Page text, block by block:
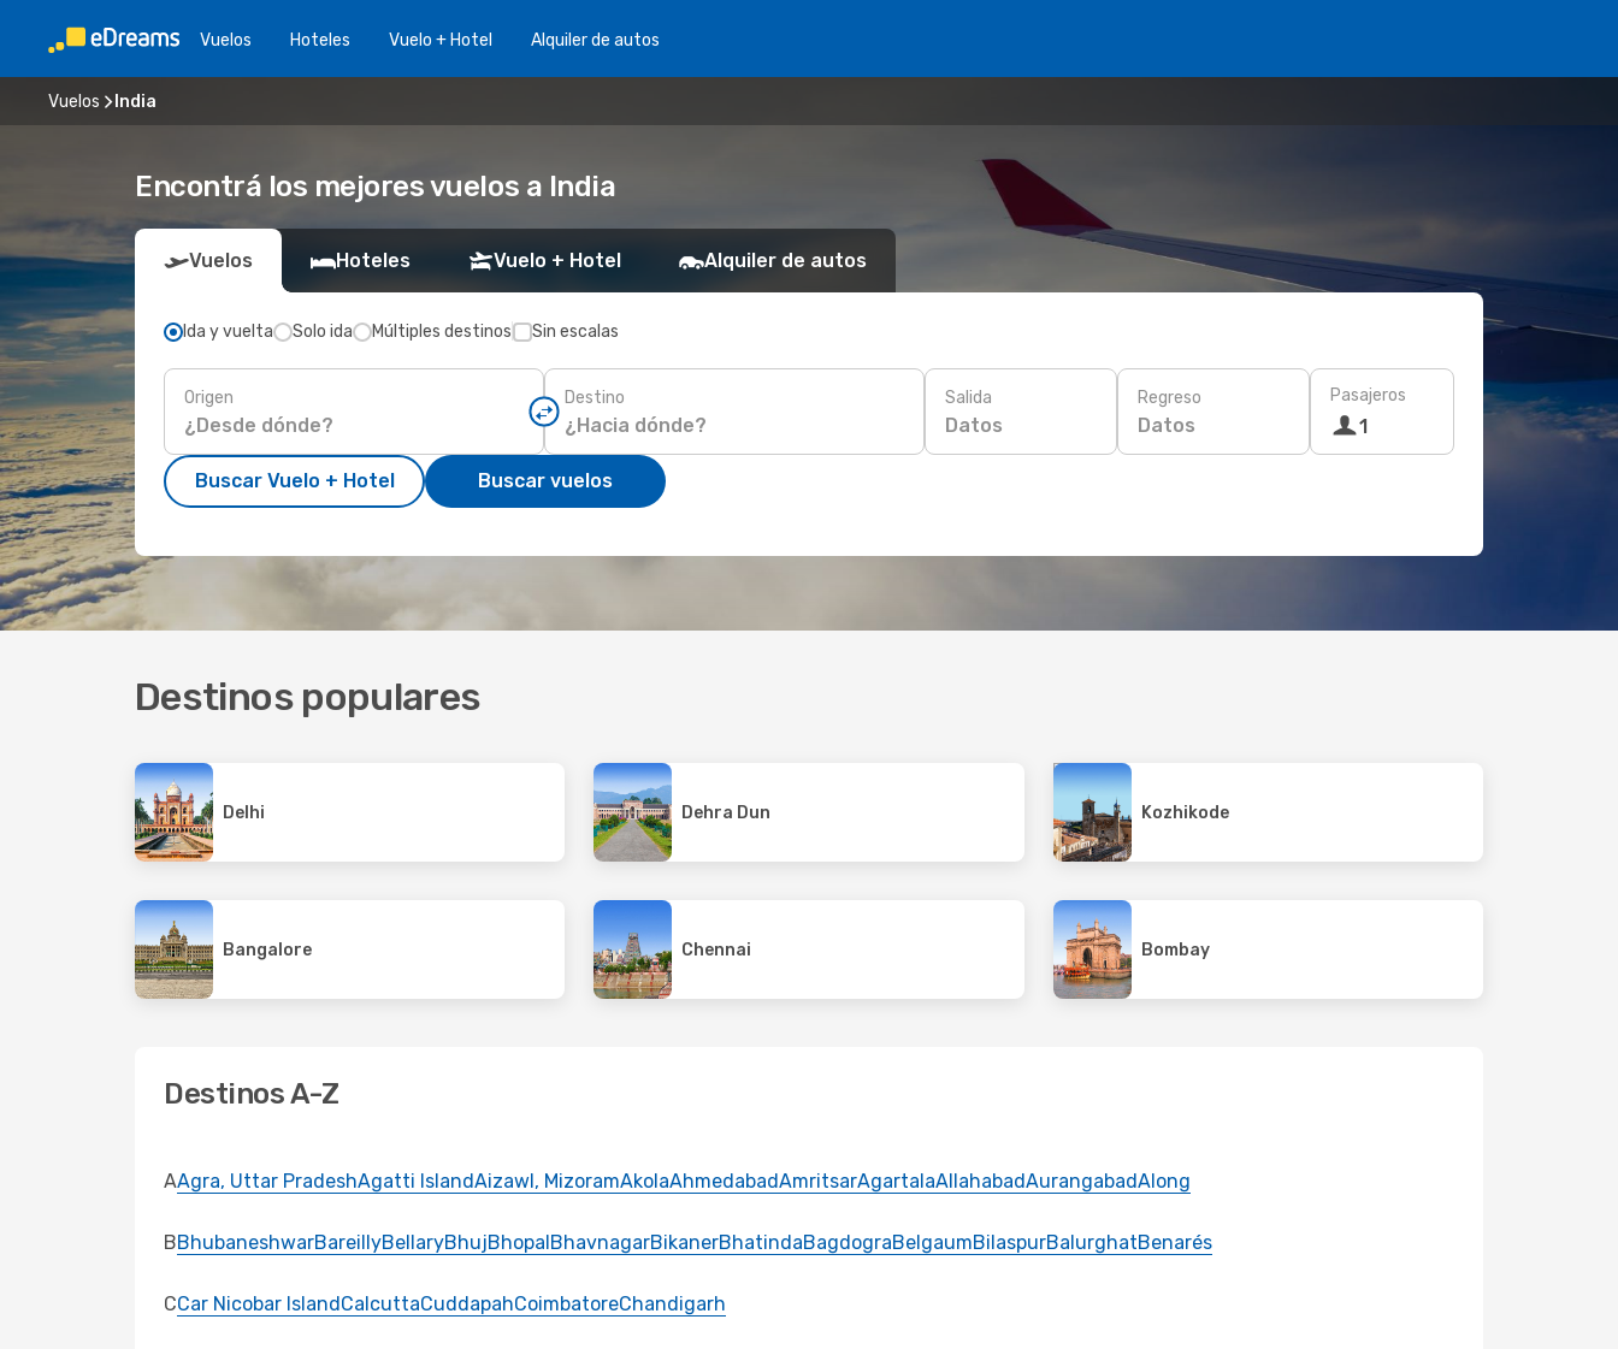
Vuelos Hoteles Vuelo + Hotel Alquiler de autos
Vuelos India
Encontrá los mejores vuelos a India
Vuelos Hoteles Vuelo + Hotel Alquiler de autos
Ida y vuelta Solo ida Múltiples destinos Sin escalas
Origen Destino Salida
Datos
Regreso
Datos
Pasajeros
1
Buscar Vuelo + Hotel Buscar vuelos
Destinos populares
Delhi Dehra Dun Kozhikode
Bangalore Chennai Bombay
Destinos A-Z
AAgra, Uttar PradeshAgatti IslandAizawl, MizoramAkolaAhmedabadAmritsarAgartalaAllahabadAurangabadAlong
BBhubaneshwarBareillyBellaryBhujBhopalBhavnagarBikanerBhatindaBagdograBelgaumBilaspurBalurghatBenarés
CCar Nicobar IslandCalcuttaCuddapahCoimbatoreChandigarh